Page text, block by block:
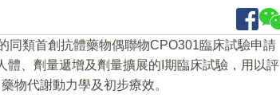
同類首創抗體藥物偶聯物CPO301臨床試驗申請
、劑量遞增及劑量擴展的I期臨床試驗，用以評
物代謝動力學及初步療效。